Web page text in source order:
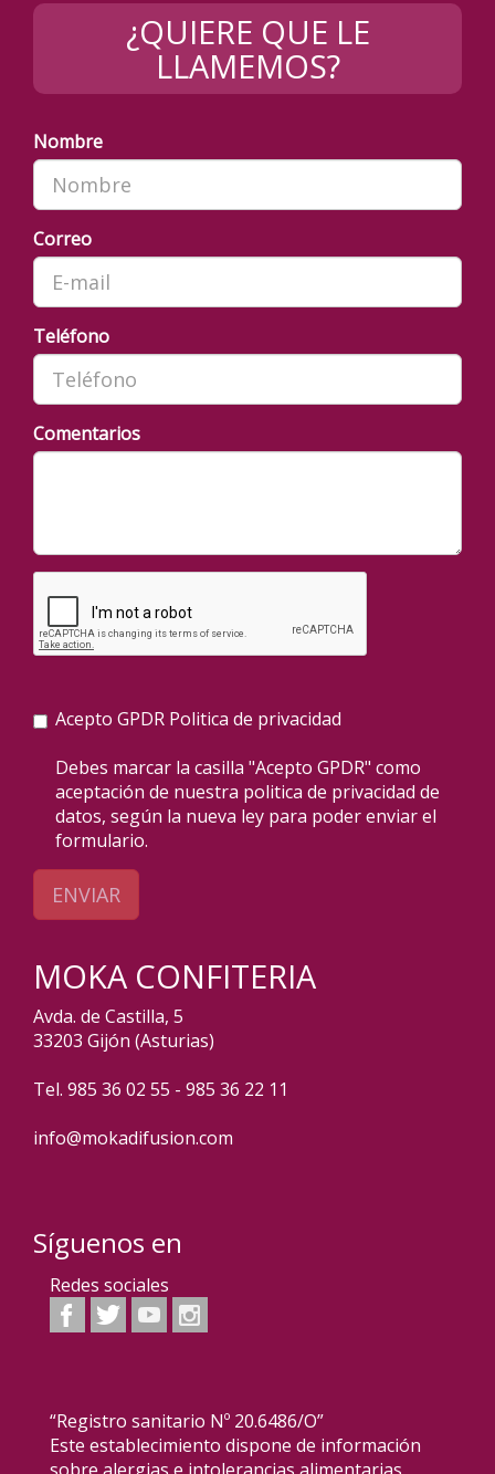
¿QUIERE QUE LE
LLAMEMOS?
Nombre
Correo
Teléfono
Comentarios
Acepto GPDR Politica de privacidad
Debes marcar la casilla "Acepto GPDR" como
aceptación de nuestra politica de privacidad de
datos, según la nueva ley para poder enviar el
formulario.
ENVIAR
MOKA CONFITERIA
Avda. de Castilla, 5
33203 Gijón (Asturias)
Tel. 985 36 02 55 - 985 36 22 11
info@mokadifusion.com
Síguenos en
Redes sociales
“Registro sanitario Nº 20.6486/O”
Este establecimiento dispone de información